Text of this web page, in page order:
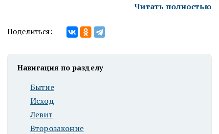
Читать полностью
Поделиться:
Навигация по разделу
Бытие
Исход
Левит
Второзаконие